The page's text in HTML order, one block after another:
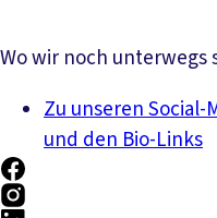
Wo wir noch unterwegs
Zu unseren
und den Bio-Links